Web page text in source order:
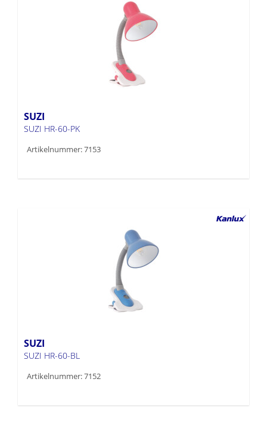
SUZI
SUZI HR-60-PK
Artikelnummer: 7153
SUZI
SUZI HR-60-BL
Artikelnummer: 7152